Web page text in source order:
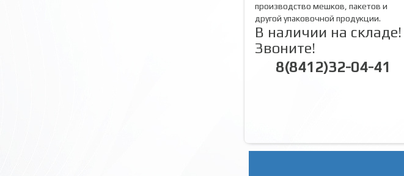
производство мешков, пакетов и
другой упаковочной продукции.
В наличии на складе!
Звоните!
8(8412)32-04-41